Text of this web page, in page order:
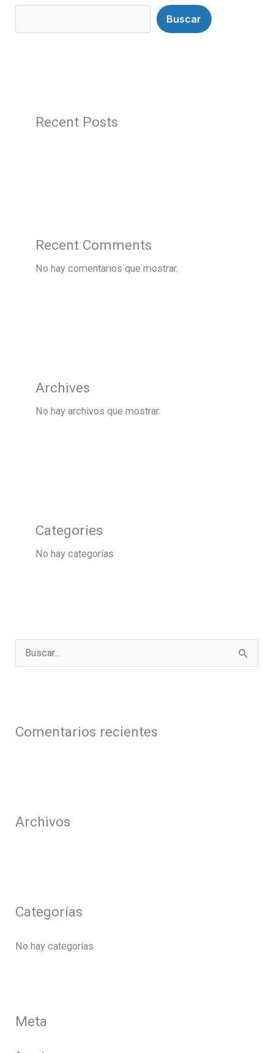
Buscar
Recent Posts
Recent Comments
No hay comentarios que mostrar.
Archives
No hay archivos que mostrar.
Categories
No hay categorías
u
a
:
Comentarios recientes
Archivos
Categorías
No hay categorías
Meta